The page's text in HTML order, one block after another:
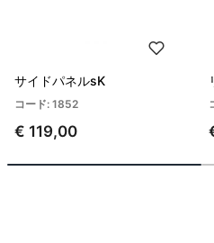
サイドパネルsK
コード: 1852
€ 119,00